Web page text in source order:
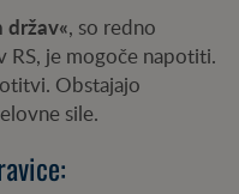
držav«, so redno
RS, je mogoče napotiti.
Obstajajo
sile.